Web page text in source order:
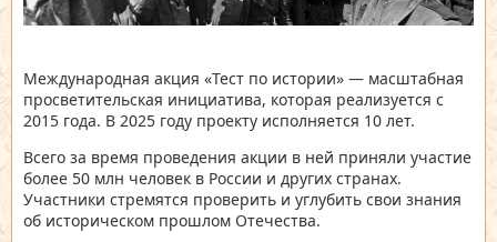
Международная акция «Тест по истории» — масштабная
просветительская инициатива, которая реализуется с
2015 года. В 2025 году проекту исполняется 10 лет.
Всего за время проведения акции в ней приняли участие
более 50 млн человек в России и других странах.
Участники стремятся проверить и углубить свои знания
об историческом прошлом Отечества.